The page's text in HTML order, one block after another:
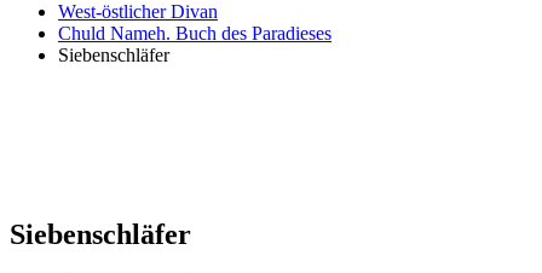
West-östlicher Divan
Chuld Nameh. Buch des Paradieses
Siebenschläfer
Siebenschläfer